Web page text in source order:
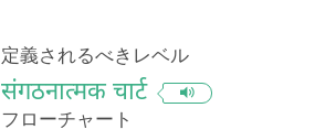
定義されるべきレベル
संगठनात्मक चार्ट
フローチャート